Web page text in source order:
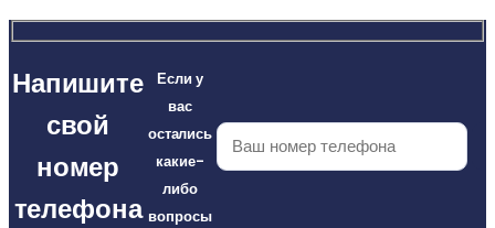
Напишите
свой
номер
телефона
Если у
вас
остались
какие-
либо
вопросы